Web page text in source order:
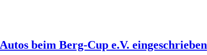
beim Berg-Cup e.V. eingeschrieben